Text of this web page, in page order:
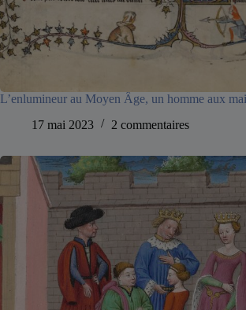
L’enlumineur au Moyen Âge, un homme aux
17 mai 2023
2 commentaires